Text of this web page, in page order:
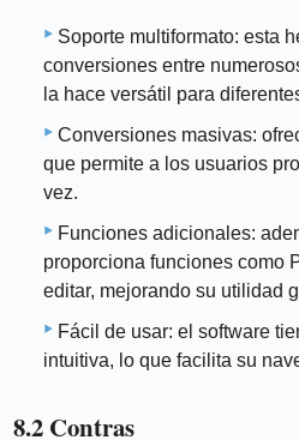
Soporte multiformato: esta
conversiones entre
la hace versátil para
Conversiones masivas:
que permite a los usuarios
vez.
Funciones adicionales:
proporciona funciones como
editar, mejorando su utilidad
Fácil de usar: el software
intuitiva, lo que facilita su
8.2 Contras